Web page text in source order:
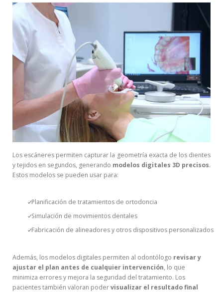
Los escáneres permiten capturar la geometría exacta de los dientes
y tejidos en segundos, generando modelos digitales 3D precisos.
Estos modelos se pueden usar para:
Planificación de tratamientos de ortodoncia
Simulación de movimientos dentales
Fabricación de alineadores y otros dispositivos personalizados
Además, los modelos digitales permiten al odontólogo revisar y
ajustar el plan antes de cualquier intervención, lo que
minimiza errores y mejora la seguridad del tratamiento. Los
pacientes también valoran podervisualizar el resultado final